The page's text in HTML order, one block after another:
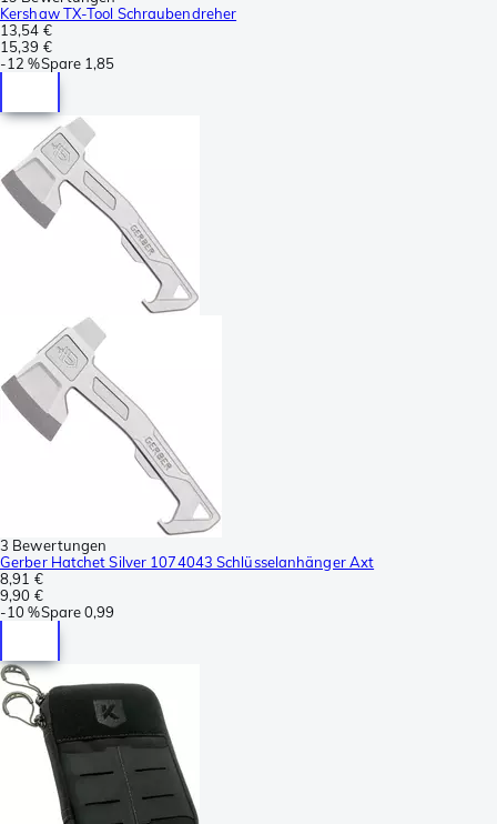
Kershaw TX-Tool Schraubendreher
13,54 €
15,39 €
-12 %Spare 1,85
3 Bewertungen
Gerber Hatchet Silver 1074043 Schlüsselanhänger Axt
8,91 €
9,90 €
-10 %Spare0,99